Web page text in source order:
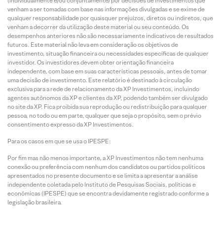
venham a ser tomadas com base nas informações divulgadas e se exime de
qualquer responsabilidade por quaisquer prejuízos, diretos ou indiretos, que
venham a decorrer da utilização deste material ou seu conteúdo. Os
desempenhos anteriores não são necessariamente indicativos de resultados
futuros. Este material não leva em consideração os objetivos de
investimento, situação financeira ou necessidades específicas de qualquer
investidor. Os investidores devem obter orientação financeira
independente, com base em suas características pessoais, antes de tomar
uma decisão de investimento. Este relatório é destinado à circulação
exclusiva para a rede de relacionamento da XP Investimentos, incluindo
agentes autônomos da XP e clientes da XP, podendo também ser divulgado
no site da XP. Fica proibida sua reprodução ou redistribuição para qualquer
pessoa, no todo ou em parte, qualquer que seja o propósito, sem o prévio
consentimento expresso da XP Investimentos.
Para os casos em que se usa o IPESPE:
Por fim mas não menos importante, a XP Investimentos não tem nenhuma
conexão ou preferência com nenhum dos candidatos ou partidos políticos
apresentados no presente documento e se limita a apresentar a análise
independente coletada pelo Instituto de Pesquisas Sociais, políticas e
econômicas (IPESPE) que se encontra devidamente registrado conforme a
legislação brasileira.